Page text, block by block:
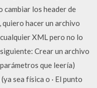
cambiar los header de
quiero hacer un archivo
XML pero no lo
Crear un archivo
que leería)
sea física o · El punto